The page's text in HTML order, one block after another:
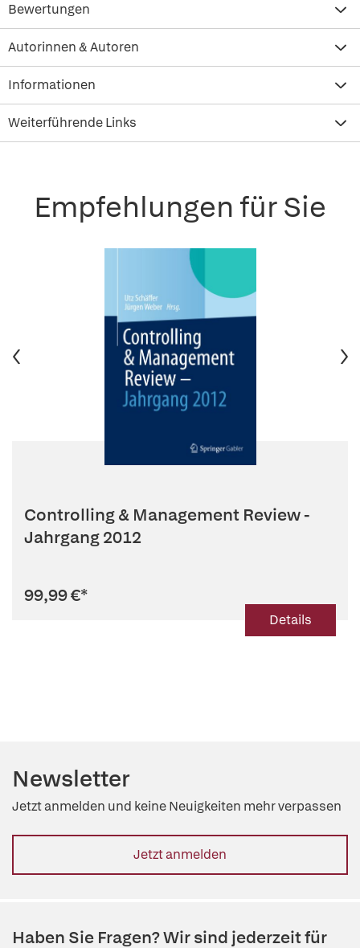
Bewertungen
Autorinnen & Autoren
Informationen
Weiterführende Links
Empfehlungen für Sie
Controlling & Management Review -
Jahrgang 2012
99,99 €*
Details
Newsletter
Jetzt anmelden und keine Neuigkeiten mehr verpassen
Jetzt anmelden
Haben Sie Fragen? Wir sind jederzeit für